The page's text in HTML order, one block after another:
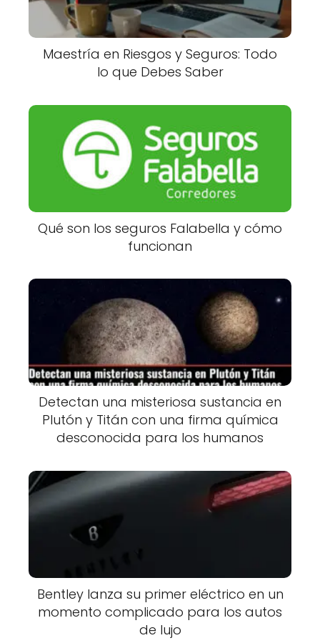
Maestría en Riesgos y Seguros: Todo
lo que Debes Saber
Qué son los seguros Falabella y cómo
funcionan
Detectan una misteriosa sustancia en
Plutón y Titán con una firma química
desconocida para los humanos
Bentley lanza su primer eléctrico en un
momento complicado para los autos
de lujo